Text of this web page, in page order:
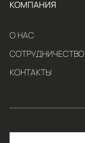
КОМПАНИЯ
О НАС
СОТРУДНИЧЕСТВО
КОНТАКТЫ